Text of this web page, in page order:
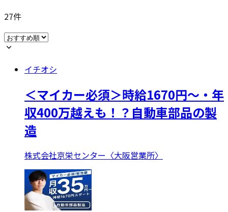
27件
イチオシ
＜マイカー必須＞時給1670円～・年
収400万越えも！？自動車部品の製
造
株式会社京栄センター〈大阪営業所〉